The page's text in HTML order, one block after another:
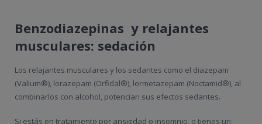
Benzodiazepinas y relajantes
musculares: sedación
Los relajantes musculares y los sedantes como el diazepam
(Valium®), lorazepam (Orfidal®), lormetazepam (Noctamid®), al
combinarlos con alcohol, potencian sus efectos sedantes.
Si estás en tratamiento por ansiedad o insomnio, o tienes un